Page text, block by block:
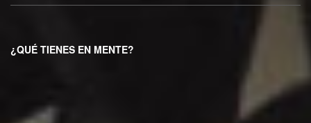
¿QUÉ TIENES EN MENTE?